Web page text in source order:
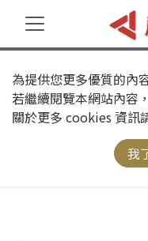
為提供您更多優質的內
若繼續閱覽本網站內容
關於更多 cookies 資訊
我